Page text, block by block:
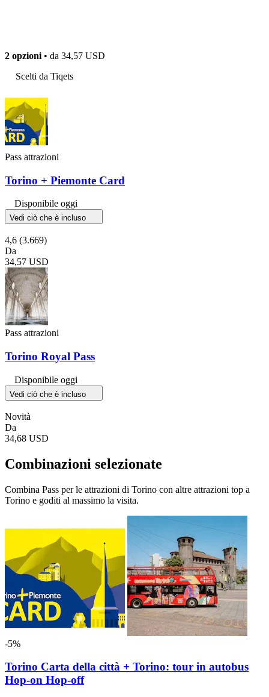
2 opzioni • da 34,57 USD
Scelti da Tiqets
Pass attrazioni
Torino + Piemonte Card
Disponibile oggi
Vedi ciò che è incluso
4,6 (3.669)
Da
34,57 USD
Pass attrazioni
Torino Royal Pass
Disponibile oggi
Vedi ciò che è incluso
Novità
Da
34,68 USD
Combinazioni selezionate
Combina Pass per le attrazioni di Torino con altre attrazioni top a
Torino e goditi al massimo la visita.
-5%
Torino Carta della città + Torino: tour in autobus
Hop-on Hop-off